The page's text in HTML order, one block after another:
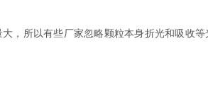
所以有些厂家忽略颗粒本身折光和吸收